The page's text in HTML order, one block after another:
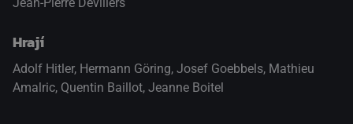
Hrají
Adolf Hitler, Hermann Göring, Josef Goebbels, Mathieu
Amalric, Quentin Baillot, Jeanne Boitel